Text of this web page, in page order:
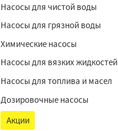
Насосы для чистой воды
Насосы для грязной воды
Химические насосы
Насосы для вязких жидкостей
Насосы для топлива и масел
Дозировочные насосы
Акции